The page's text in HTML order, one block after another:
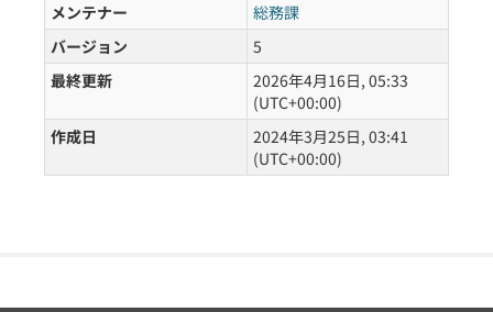
メンテナー
総務課
バージョン
5
最終更新
2026年4月16日, 05:33
(UTC+00:00)
作成日
2024年3月25日, 03:41
(UTC+00:00)